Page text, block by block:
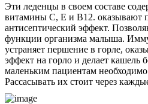
Эти леденцы в своем составе
витамины С, Е и В12. оказывают
антисептический эффект.
функции организма малыша.
устраняет першение в горле,
эффект на горло и делает кашель
маленьким пациентам необходимо
Рассасывать их стоит через